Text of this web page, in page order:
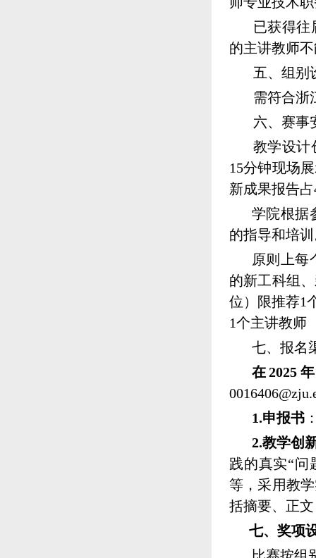
已获得往
的主讲教师
五、组别
需符合浙
六、赛事
教学设计
15分钟现场
新成果报告占
学院根据
的指导和培
原则上每
的新工科组
位）限推荐1
1个主讲教师
七、报名
在2025
1.申报书
2.教学创
践的真实“问
等，采用教
括摘要、正
七、奖项